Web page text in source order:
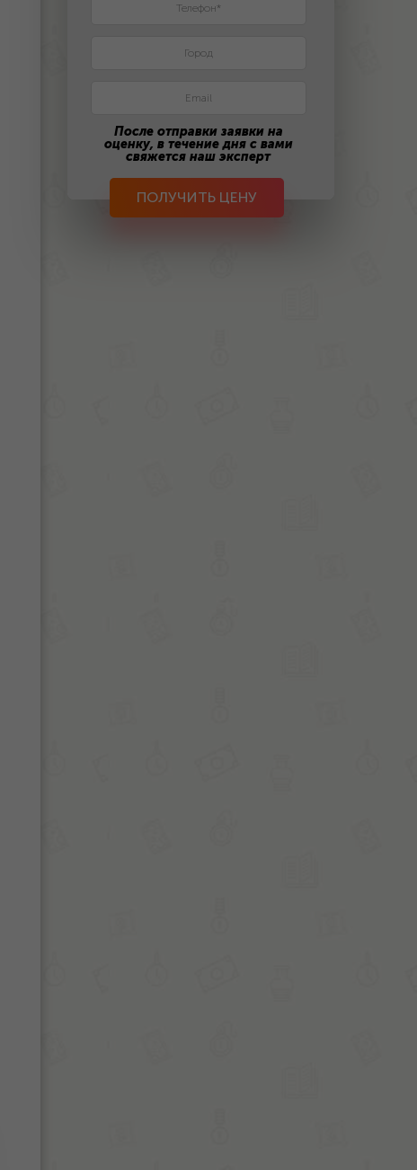
После отправки заявки на
оценку, в течение дня с вами
свяжется наш эксперт
ПОЛУЧИТЬ ЦЕНУ